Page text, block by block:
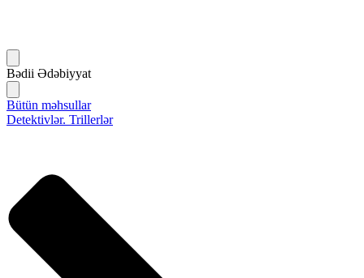
Bədii Ədəbiyyat
Bütün məhsullar
Detektivlər. Trillerlər